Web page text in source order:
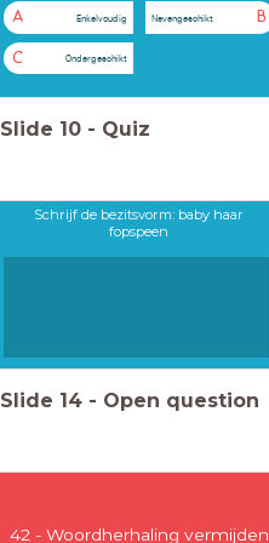
A Enkelvoudig B
Nevengeschikt
C Ondergeschikt
Slide 10 - Quiz
Schrijf de bezitsvorm: baby haar
fopspeen
Slide 14 - Open question
42 - Woordherhaling vermijden